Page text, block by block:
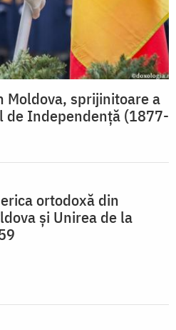
Moldova, sprijinitoare a
de Independență (1877-
ortodoxă din
și Unirea de la